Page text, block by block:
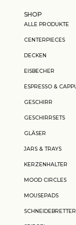
SHOP
ALLE PRODUKTE
CENTERPIECES
DECKEN
EISBECHER
ESPRESSO &
GESCHIRR
GESCHIRRSETS
GLÄSER
JARS & TRAYS
KERZENHALTER
MOOD CIRCLES
MOUSEPADS
SCHNEIDEBRETTER